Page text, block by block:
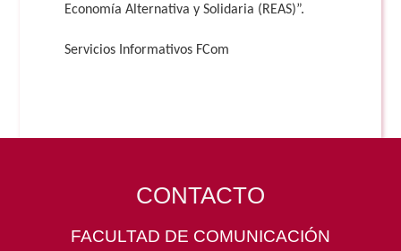
Economía Alternativa y Solidaria (REAS)”.
Servicios Informativos FCom
CONTACTO
FACULTAD DE COMUNICACIÓN